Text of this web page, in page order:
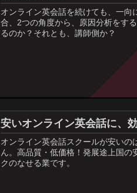
オンライン英会話を続けても、一向
合、2つの角度から、原因分析をす
るのか？それとも、講師側か？
安いオンライン英会話に、
オンライン英会話スクールが安いの
ん。高品質・低価格！発展途上国の
クのなせる業です。